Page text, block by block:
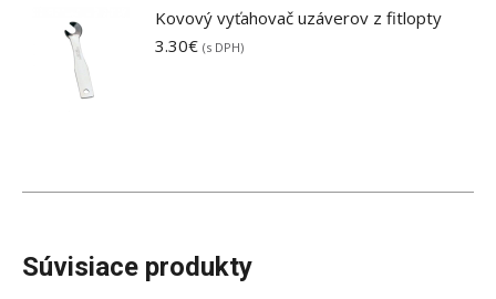
Kovový vyťahovač uzáverov z fitlopty
3.30€ (s DPH)
Súvisiace produkty